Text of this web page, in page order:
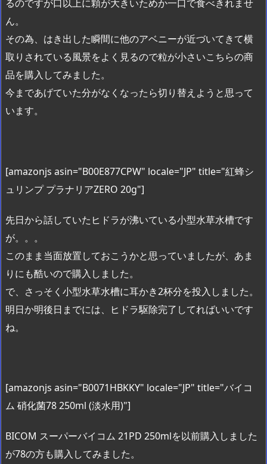
るのですが口以上に顆が大きいためか一口で食べきれませ
ん。
その為、はき出した瞬間に他のアベニーが近づいてきて横
取りされている風景をよく見るので粒が小さいこちらの商
品を購入してみました。
今まであげていた分がなくなったら切り替えようと思って
います。
[amazonjs asin="B00E877CPW" locale="JP" title="紅蜂シ
ュリンプ プラナリアZERO 20g"]
先日から話していたヒドラが沸いている小型水草水槽です
が。。。
このまま当面放置しておこうかと思っていましたが、あま
りにも酷いので購入しました。
で、さっそく小型水草水槽に耳かき2杯分を投入しました。
明日か明後日までには、ヒドラ駆除完了してればいいです
ね。
[amazonjs asin="B0071HBKKY" locale="JP" title="バイコ
ム 硝化菌78 250ml (淡水用)"]
BICOM スーパーバイコム 21PD 250mlを以前購入しました
が78の方も購入してみました。